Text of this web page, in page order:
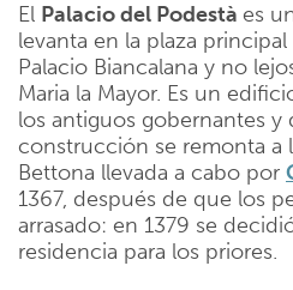
El Palacio del Podestà es
levanta en la plaza
Palacio Biancalana y no
Maria la Mayor. Es un
los antiguos gobernantes y
construcción se remonta a
Bettona llevada a cabo por
1367, después de que los
arrasado: en 1379 se
residencia para los priores.